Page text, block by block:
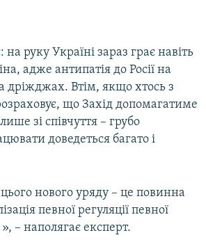
на руку Україні зараз грає навіть
адже антипатія до Росії на
дріжджах. Втім, якщо хтось з
що Захід допомагатиме
зі співчуття – грубо
доведеться багато і
нового уряду – це повинна
певної регуляції певної
», – наполягає експерт.